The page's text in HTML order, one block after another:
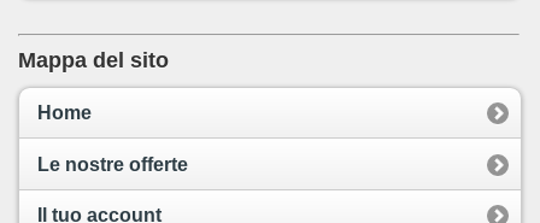
Mappa del sito
Home
Le nostre offerte
Il tuo account